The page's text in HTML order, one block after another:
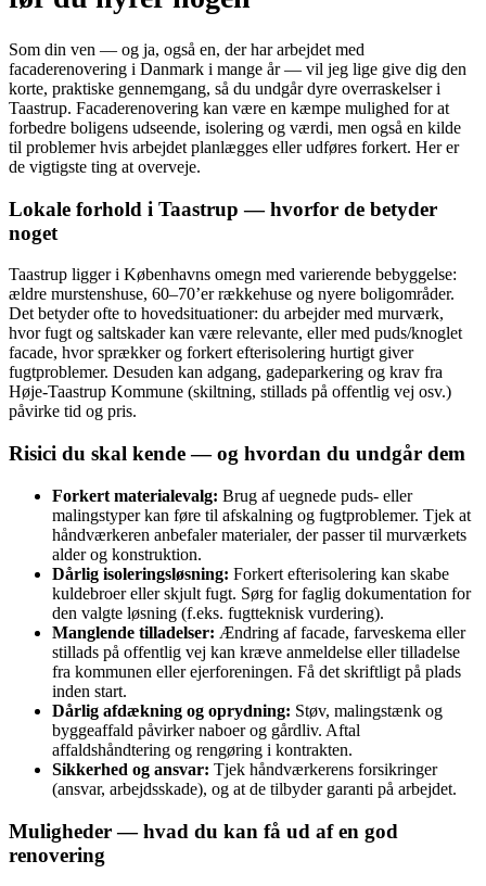
Som din ven — og ja, også en, der har arbejdet med
facaderenovering i Danmark i mange år — vil jeg lige give dig den
korte, praktiske gennemgang, så du undgår dyre overraskelser i
Taastrup. Facaderenovering kan være en kæmpe mulighed for at
forbedre boligens udseende, isolering og værdi, men også en kilde
til problemer hvis arbejdet planlægges eller udføres forkert. Her er
de vigtigste ting at overveje.
Lokale forhold i Taastrup — hvorfor de betyder
noget
Taastrup ligger i Københavns omegn med varierende bebyggelse:
ældre murstenshuse, 60–70’er rækkehuse og nyere boligområder.
Det betyder ofte to hovedsituationer: du arbejder med murværk,
hvor fugt og saltskader kan være relevante, eller med puds/knoglet
facade, hvor sprækker og forkert efterisolering hurtigt giver
fugtproblemer. Desuden kan adgang, gadeparkering og krav fra
Høje‑Taastrup Kommune (skiltning, stillads på offentlig vej osv.)
påvirke tid og pris.
Risici du skal kende — og hvordan du undgår dem
Forkert materialevalg: Brug af uegnede puds- eller
malingstyper kan føre til afskalning og fugtproblemer. Tjek at
håndværkeren anbefaler materialer, der passer til murværkets
alder og konstruktion.
Dårlig isoleringsløsning: Forkert efterisolering kan skabe
kuldebroer eller skjult fugt. Sørg for faglig dokumentation for
den valgte løsning (f.eks. fugtteknisk vurdering).
Manglende tilladelser: Ændring af facade, farveskema eller
stillads på offentlig vej kan kræve anmeldelse eller tilladelse
fra kommunen eller ejerforeningen. Få det skriftligt på plads
inden start.
Dårlig afdækning og oprydning: Støv, malingstænk og
byggeaffald påvirker naboer og gårdliv. Aftal
affaldshåndtering og rengøring i kontrakten.
Sikkerhed og ansvar: Tjek håndværkerens forsikringer
(ansvar, arbejdsskade), og at de tilbyder garanti på arbejdet.
Muligheder — hvad du kan få ud af en god
renovering